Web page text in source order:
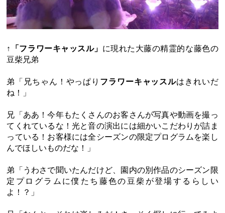
↑ 「フラワーキャッスル」 に現れた大藤の精霊的な藤色の
豆柴兄弟
弟「兄ちゃん！やっぱり フラワーキャッスルはきれいだ
ね！」
兄「ああ！今年もたくさんのお客さんが写真や動画を撮っ
てくれているな！光と音の演出には細かいこだわりが詰ま
っている！お客様には全シーズンの限定プログラムを楽し
んでほしいものだな！」
弟「うわさで聞いたんだけど、園内の別作品のシーズン限
定プログラムに僕たち藤色の豆柴が登場するらしい
よ！？」